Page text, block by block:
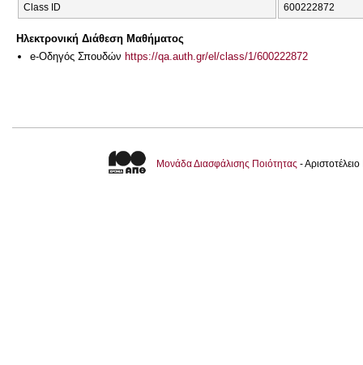
Class ID 600222872
Ηλεκτρονική Διάθεση Μαθήματος
e-Οδηγός Σπουδών https://qa.auth.gr/el/class/1/600222872
Μονάδα Διασφάλισης Ποιότητας -